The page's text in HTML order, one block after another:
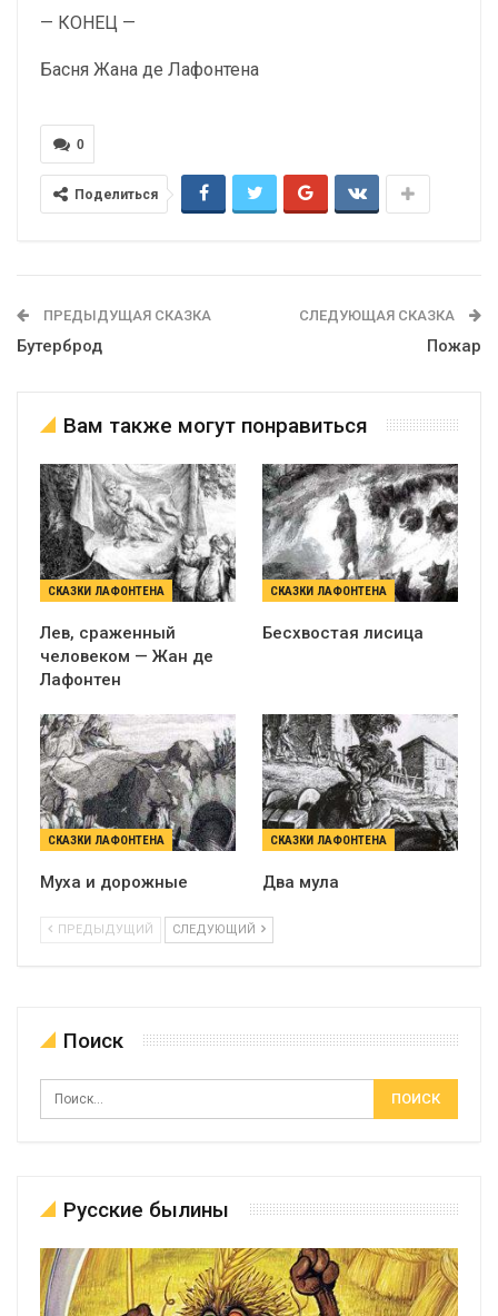
— КОНЕЦ —
Басня Жана де Лафонтена
0
Поделиться
ПРЕДЫДУЩАЯ СКАЗКА
Бутерброд
СЛЕДУЮЩАЯ СКАЗКА
Пожар
Вам также могут понравиться
СКАЗКИ ЛАФОНТЕНА
Лев, сраженный
человеком — Жан де
Лафонтен
СКАЗКИ ЛАФОНТЕНА
Бесхвостая лисица
СКАЗКИ ЛАФОНТЕНА
Муха и дорожные
СКАЗКИ ЛАФОНТЕНА
Два мула
ПРЕДЫДУЩИЙ СЛЕДУЮЩИЙ
Поиск
Русские былины